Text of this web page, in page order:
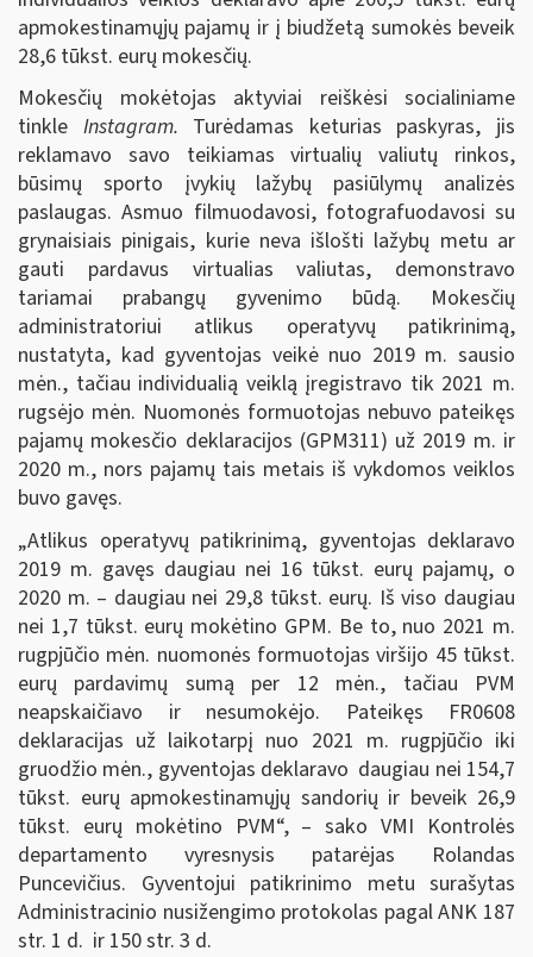
apmokestinamųjų pajamų ir į biudžetą sumokės beveik
28,6 tūkst. eurų mokesčių.
Mokesčių mokėtojas aktyviai reiškėsi socialiniame
tinkle Instagram. Turėdamas keturias paskyras, jis
reklamavo savo teikiamas virtualių valiutų rinkos,
būsimų sporto įvykių lažybų pasiūlymų analizės
paslaugas. Asmuo filmuodavosi, fotografuodavosi su
grynaisiais pinigais, kurie neva išlošti lažybų metu ar
gauti pardavus virtualias valiutas, demonstravo
tariamai prabangų gyvenimo būdą. Mokesčių
administratoriui atlikus operatyvų patikrinimą,
nustatyta, kad gyventojas veikė nuo 2019 m. sausio
mėn., tačiau individualią veiklą įregistravo tik 2021 m.
rugsėjo mėn. Nuomonės formuotojas nebuvo pateikęs
pajamų mokesčio deklaracijos (GPM311) už 2019 m. ir
2020 m., nors pajamų tais metais iš vykdomos veiklos
buvo gavęs.
„Atlikus operatyvų patikrinimą, gyventojas deklaravo
2019 m. gavęs daugiau nei 16 tūkst. eurų pajamų, o
2020 m. – daugiau nei 29,8 tūkst. eurų. Iš viso daugiau
nei 1,7 tūkst. eurų mokėtino GPM. Be to, nuo 2021 m.
rugpjūčio mėn. nuomonės formuotojas viršijo 45 tūkst.
eurų pardavimų sumą per 12 mėn., tačiau PVM
neapskaičiavo ir nesumokėjo. Pateikęs FR0608
deklaracijas už laikotarpį nuo 2021 m. rugpjūčio iki
gruodžio mėn., gyventojas deklaravo daugiau nei 154,7
tūkst. eurų apmokestinamųjų sandorių ir beveik 26,9
tūkst. eurų mokėtino PVM“, – sako VMI Kontrolės
departamento vyresnysis patarėjas Rolandas
Puncevičius. Gyventojui patikrinimo metu surašytas
Administracinio nusižengimo protokolas pagal ANK 187
str. 1 d. ir 150 str. 3 d.